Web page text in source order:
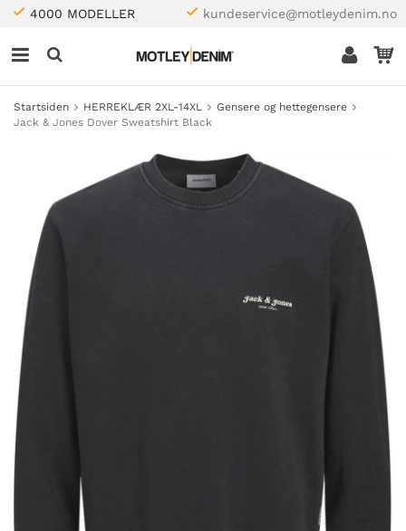
4000 MODELLER kundeservice@motleydenim.no
Startsiden HERREKLÆR 2XL-14XL
Gensere og hettegensere
Jack & Jones Dover Sweatshirt Black